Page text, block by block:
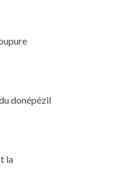
donépézil
la